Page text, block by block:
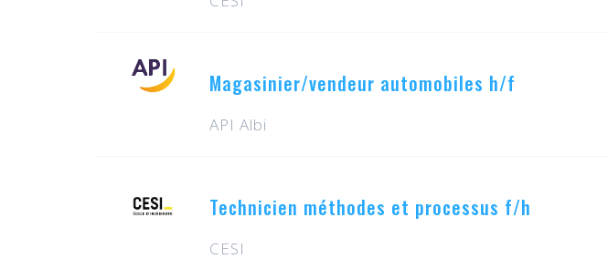
Magasinier/vendeur automobiles h/f
API Albi
Technicien méthodes et processus f/h
CESI